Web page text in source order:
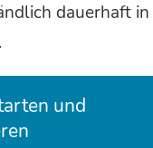
dauerhaft in
und